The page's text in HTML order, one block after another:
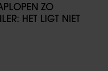
ZO
HET LIGT NIET